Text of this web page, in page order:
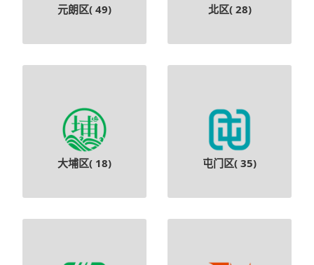
元朗区( 49) 北区( 28)
大埔区( 18) 屯门区( 35)